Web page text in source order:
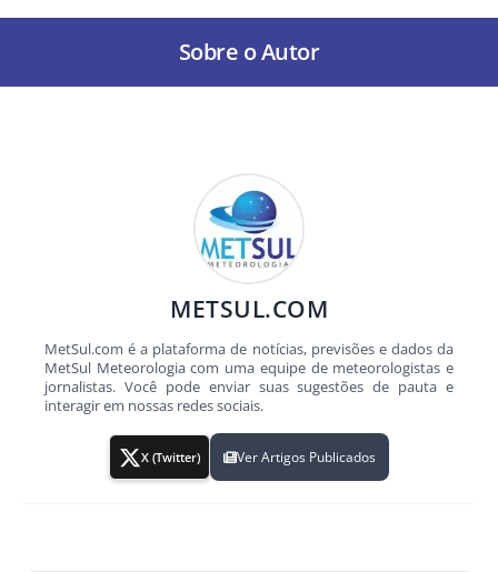
Sobre o Autor
METSUL.COM
MetSul.com é a plataforma de notícias, previsões e dados da
MetSul Meteorologia com uma equipe de meteorologistas e
jornalistas. Você pode enviar suas sugestões de pauta e
interagir em nossas redes sociais.
X (Twitter) Ver Artigos Publicados